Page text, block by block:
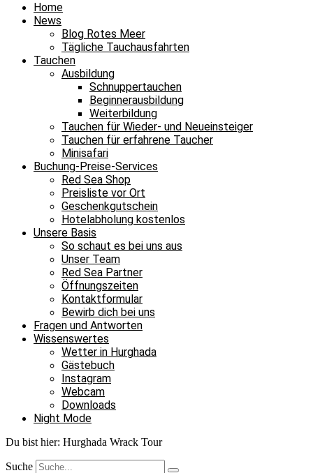
Home
News
Blog Rotes Meer
Tägliche Tauchausfahrten
Tauchen
Ausbildung
Schnuppertauchen
Beginnerausbildung
Weiterbildung
Tauchen für Wieder- und Neueinsteiger
Tauchen für erfahrene Taucher
Minisafari
Buchung-Preise-Services
Red Sea Shop
Preisliste vor Ort
Geschenkgutschein
Hotelabholung kostenlos
Unsere Basis
So schaut es bei uns aus
Unser Team
Red Sea Partner
Öffnungszeiten
Kontaktformular
Bewirb dich bei uns
Fragen und Antworten
Wissenswertes
Wetter in Hurghada
Gästebuch
Instagram
Webcam
Downloads
Night Mode
Du bist hier: Hurghada Wrack Tour
Suche